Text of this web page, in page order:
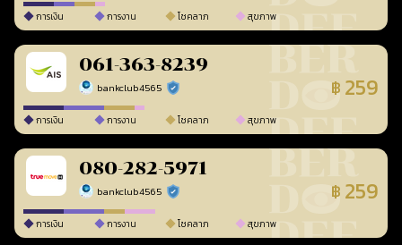
การเงิน การงาน โชคลาภ สุขภาพ
061-363-8239
bankclub4565 ร้านยืนยันแล้ว ฿ 259
การเงิน การงาน โชคลาภ สุขภาพ
080-282-5971
bankclub4565 ร้านยืนยันแล้ว ฿ 259
การเงิน การงาน โชคลาภ สุขภาพ